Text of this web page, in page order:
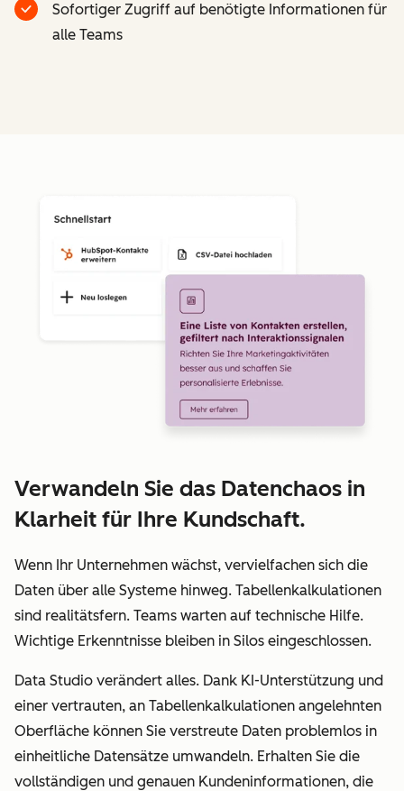
Sofortiger Zugriff auf benötigte Informationen für
alle Teams
Verwandeln Sie das Datenchaos in
Klarheit für Ihre Kundschaft.
Wenn Ihr Unternehmen wächst, vervielfachen sich die
Daten über alle Systeme hinweg. Tabellenkalkulationen
sind realitätsfern. Teams warten auf technische Hilfe.
Wichtige Erkenntnisse bleiben in Silos eingeschlossen.
Data Studio verändert alles. Dank KI-Unterstützung und
einer vertrauten, an Tabellenkalkulationen angelehnten
Oberfläche können Sie verstreute Daten problemlos in
einheitliche Datensätze umwandeln. Erhalten Sie die
vollständigen und genauen Kundeninformationen, die